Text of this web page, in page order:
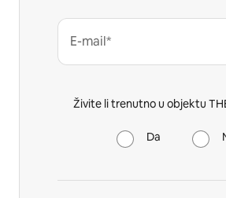
E-mail*
Živite li trenutno u objektu
Da